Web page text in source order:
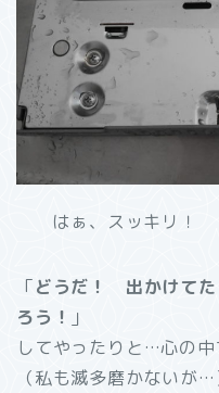
はぁ、スッキリ！
「どうだ！ 出かけてた
ろう！ 」
してやったりと…心の中
（私も滅多磨かないが…